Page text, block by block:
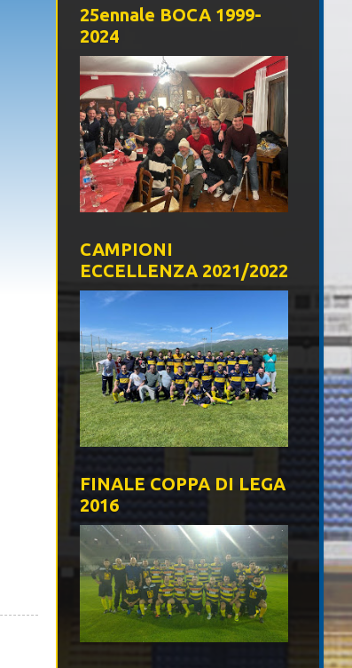
25ennale BOCA 1999-
2024
CAMPIONI
ECCELLENZA 2021/2022
FINALE COPPA DI LEGA
2016